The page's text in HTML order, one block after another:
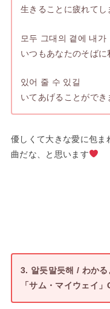
生きることに疲れてし
모두 그대의 곁에 내가
いつもあなたのそばに
있어 줄 수 있길
いてあげることができ
優しくて大きな愛に包ま
曲だな、と思います
3. 알듯말듯해 / わか
「サム・マイウェイ」